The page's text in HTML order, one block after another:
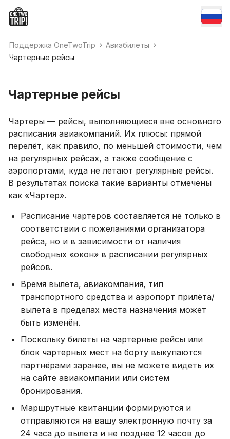
Поддержка OneTwoTrip
Авиабилеты
Чартерные рейсы
Чартерные рейсы
Чартеры — рейсы, выполняющиеся вне основного
расписания авиакомпаний. Их плюсы: прямой
перелёт, как правило, по меньшей стоимости, чем
на регулярных рейсах, а также сообщение с
аэропортами, куда не летают регулярные рейсы.
В результатах поиска такие варианты отмечены
как «Чартер».
Расписание чартеров составляется не только в
соответствии с пожеланиями организатора
рейса, но и в зависимости от наличия
свободных «окон» в расписании регулярных
рейсов.
Время вылета, авиакомпания, тип
транспортного средства и аэропорт прилёта/
вылета в пределах места назначения может
быть изменён.
Поскольку билеты на чартерные рейсы или
блок чартерных мест на борту выкупаются
партнёрами заранее, вы не можете видеть их
на сайте авиакомпании или систем
бронирования.
Маршрутные квитанции формируются и
отправляются на вашу электронную почту за
24 часа до вылета и не позднее 12 часов до